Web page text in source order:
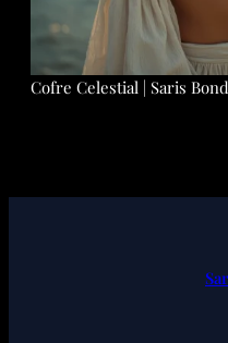
Cofre Celestial | Saris Bond